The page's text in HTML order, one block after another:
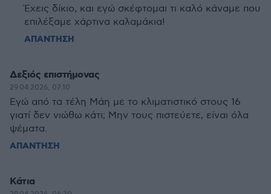
Έχεις δίκιο, και εγώ σκέφτομαι τι καλό κάναμε που
επιλέξαμε χάρτινα καλαμάκια!
ΑΠΑΝΤΗΣΗ
Δεξιός επιστήμονας
29.04.2026, 07:10
Εγώ από τα τέλη Μάη με το κλιματιστικό στους 16
γιατί δεν νιώθω κάτι; Μην τους πιστεύετε, είναι όλα
ψέματα.
ΑΠΑΝΤΗΣΗ
Κάτια